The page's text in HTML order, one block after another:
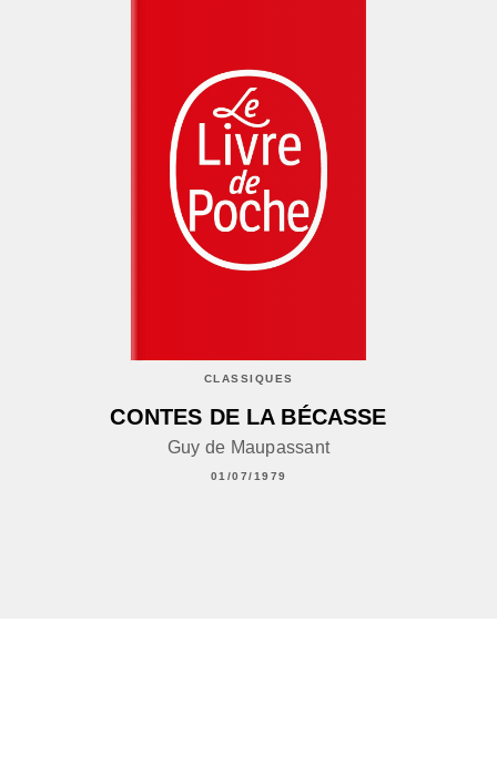
CLASSIQUES
CONTES DE LA BÉCASSE
Guy de Maupassant
01/07/1979